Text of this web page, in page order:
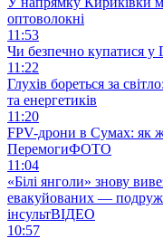
оптоволокні
11:53
Чи безпечно купатися у
11:22
Глухів бореться за
та енергетиків
11:20
FPV-дрони в Сумах: як
ПеремогиФОТО
11:04
«Білі янголи» знову
евакуйованих —
інсультВІДЕО
10:57